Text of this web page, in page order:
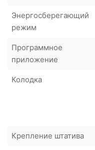
Энергосберегающий
режим
Программное
приложение
Колодка
Крепление штатива